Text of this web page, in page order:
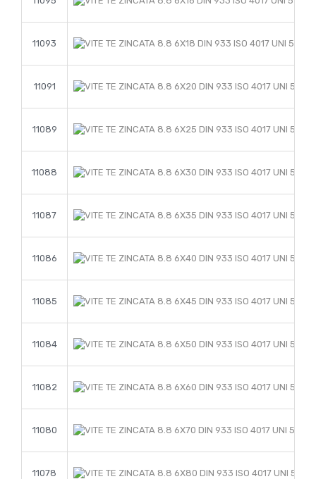
11093
11091
11089
11088
11087
11086
11085
11084
11082
11080
11078